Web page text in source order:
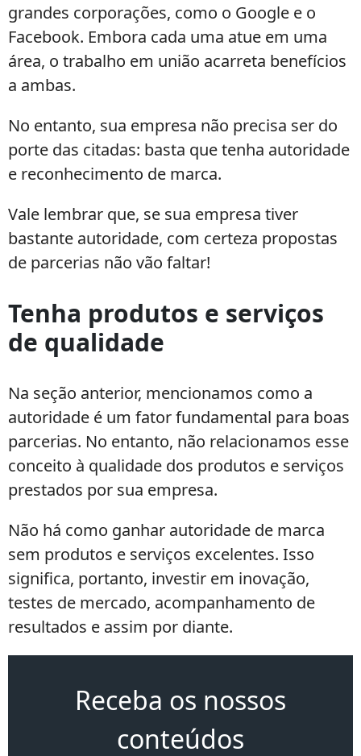
grandes corporações, como o Google e o
Facebook. Embora cada uma atue em uma
área, o trabalho em união acarreta benefícios
a ambas.
No entanto, sua empresa não precisa ser do
porte das citadas: basta que tenha autoridade
e reconhecimento de marca.
Vale lembrar que, se sua empresa tiver
bastante autoridade, com certeza propostas
de parcerias não vão faltar!
Tenha produtos e serviços
de qualidade
Na seção anterior, mencionamos como a
autoridade é um fator fundamental para boas
parcerias. No entanto, não relacionamos esse
conceito à qualidade dos produtos e serviços
prestados por sua empresa.
Não há como ganhar autoridade de marca
sem produtos e serviços excelentes. Isso
significa, portanto, investir em inovação,
testes de mercado, acompanhamento de
resultados e assim por diante.
Receba os nossos
conteúdos